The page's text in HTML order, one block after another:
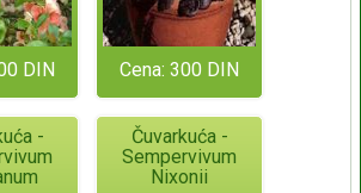
DIN Cena: 300 DIN
-
Čuvarkuća -
Sempervivum
Nixonii